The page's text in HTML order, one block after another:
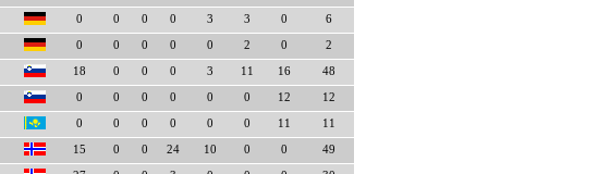
0 0 0 0 3 3 0 6
0 0 0 0 0 2 0 2
18 0 0 0 3 11 16 48
0 0 0 0 0 0 12 12
0 0 0 0 0 0 11 11
15 0 0 24 10 0 0 49